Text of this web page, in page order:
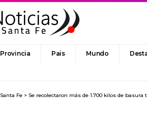
Provincia Pais Mundo
Santa Fe > Se recolectaron más de 1.700 kilos de